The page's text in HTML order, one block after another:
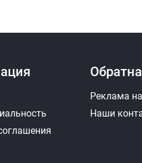
Реклама
Наши